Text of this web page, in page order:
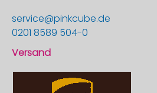
service@pinkcube.de
0201 8589 504-0
Versand